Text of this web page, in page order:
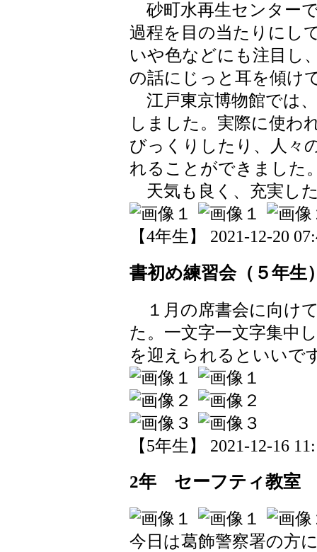
砂町水再生センター
過程を目の当たりにし
いや色などにも注目し
の話にじっと耳を傾け
江戸東京博物館では
しました。実際に使わ
びっくりしたり、人々
れることができました
天気も良く、充実し
【4年生】 2021-12-20
書初め練習会（５年生
１月の席書会に向け
た。一文字一文字集中
を迎えられるといいで
【5年生】 2021-12-16
2年 セーフティ教室
今日は葛飾警察署の方